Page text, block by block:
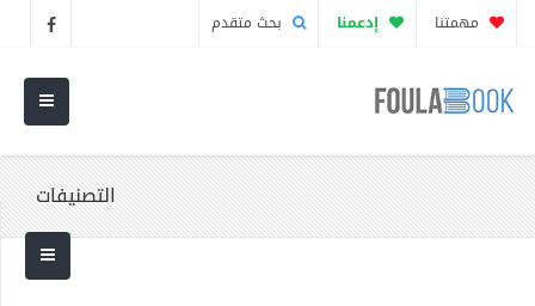
مهمتنا إدعمنا بحث متقدم
التصنيفات